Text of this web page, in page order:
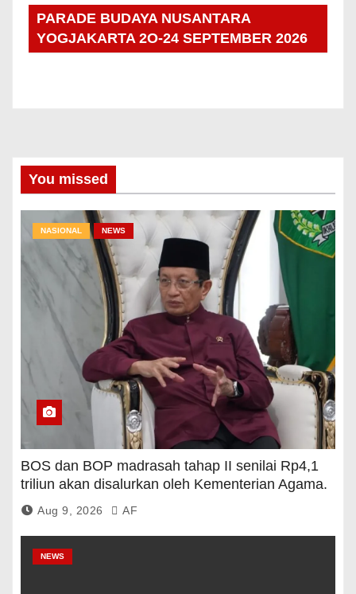
PARADE BUDAYA NUSANTARA
YOGJAKARTA 2O-24 SEPTEMBER 2026
You missed
NASIONAL NEWS
BOS dan BOP madrasah tahap II senilai Rp4,1
triliun akan disalurkan oleh Kementerian Agama.
Aug 9, 2026 AF
NEWS